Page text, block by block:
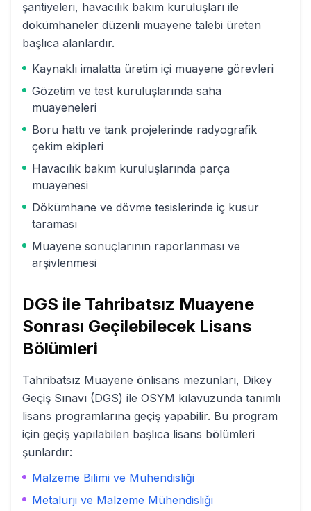
şantiyeleri, havacılık bakım kuruluşları ile
dökümhaneler düzenli muayene talebi üreten
başlıca alanlardır.
Kaynaklı imalatta üretim içi muayene görevleri
Gözetim ve test kuruluşlarında saha
muayeneleri
Boru hattı ve tank projelerinde radyografik
çekim ekipleri
Havacılık bakım kuruluşlarında parça
muayenesi
Dökümhane ve dövme tesislerinde iç kusur
taraması
Muayene sonuçlarının raporlanması ve
arşivlenmesi
DGS ile Tahribatsız Muayene
Sonrası Geçilebilecek Lisans
Bölümleri
Tahribatsız Muayene önlisans mezunları, Dikey
Geçiş Sınavı (DGS) ile ÖSYM kılavuzunda tanımlı
lisans programlarına geçiş yapabilir. Bu program
için geçiş yapılabilen başlıca lisans bölümleri
şunlardır:
Malzeme Bilimi ve Mühendisliği
Metalurji ve Malzeme Mühendisliği